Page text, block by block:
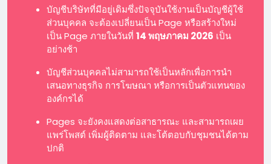
บัญชีบริษัทที่มีอยู่เดิมซึ่งปัจจุบันใช้งานเป็นบัญชีผู้ใช้
ส่วนบุคคล จะต้องเปลี่ยนเป็น Page หรือสร้างใหม่
เป็น Page ภายในวันที่ 14 พฤษภาคม 2026 เป็น
อย่างช้า
บัญชีส่วนบุคคลไม่สามารถใช้เป็นหลักเพื่อการนำ
เสนอทางธุรกิจ การโฆษณา หรือการเป็นตัวแทนของ
องค์กรได้
Pages จะยังคงแสดงต่อสาธารณะ และสามารถเผย
แพร่โพสต์ เพิ่มผู้ติดตาม และโต้ตอบกับชุมชนได้ตาม
ปกติ